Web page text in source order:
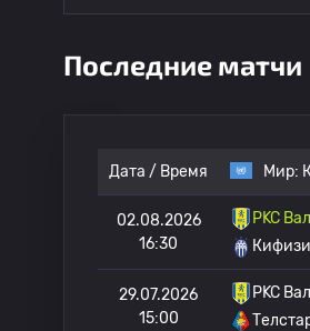
Последние матчи
Дата / Время Мир:
02.08.2026
16:30
РKC
29.07.2026
15:00
РKC